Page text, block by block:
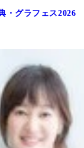
・グラフェス2026